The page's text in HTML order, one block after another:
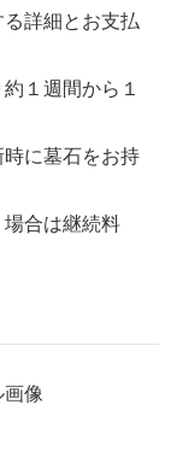
詳細とお支払
１週間から１
に墓石をお持
合は継続料
像